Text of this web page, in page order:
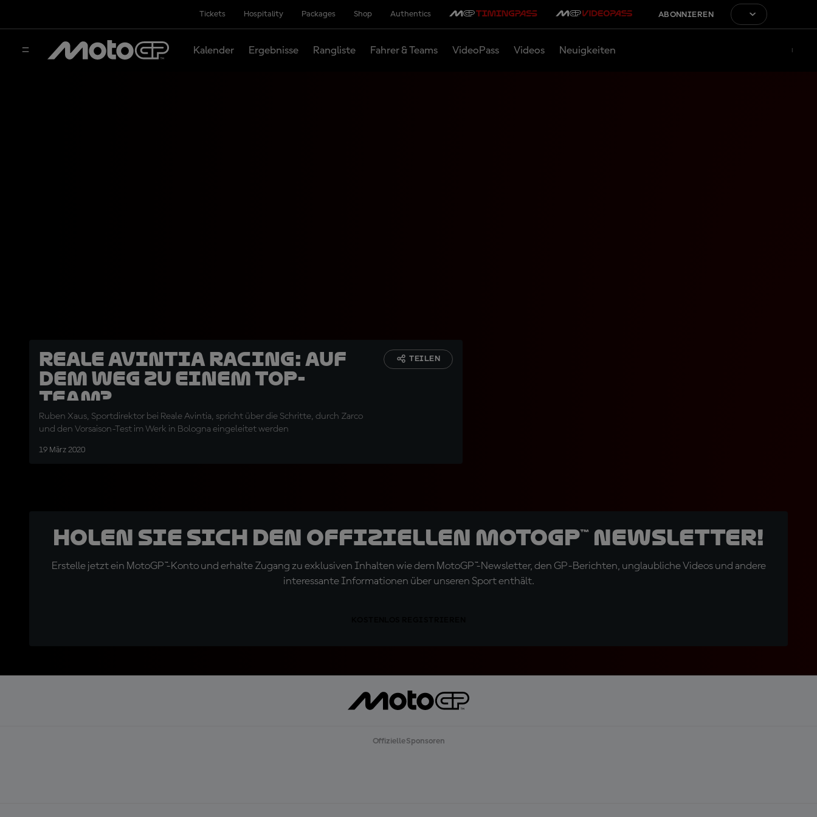
Tickets Hospitality Packages Shop Authentics ABONNIEREN
Kalender Ergebnisse Rangliste Fahrer & Teams VideoPass Videos Neuigkeiten
Reale Avintia Racing: Auf
dem Weg zu einem Top-
Team?
Ruben Xaus, Sportdirektor bei Reale Avintia, spricht über die Schritte, durch Zarco
und den Vorsaison-Test im Werk in Bologna eingeleitet werden
19 März 2020
TEILEN
Holen Sie sich den offiziellen MotoGP™ Newsletter!
Erstelle jetzt ein MotoGP™-Konto und erhalte Zugang zu exklusiven Inhalten wie dem MotoGP™-Newsletter, den GP-Berichten, unglaubliche Videos und andere
interessante Informationen über unseren Sport enthält.
Offizielle Sponsoren